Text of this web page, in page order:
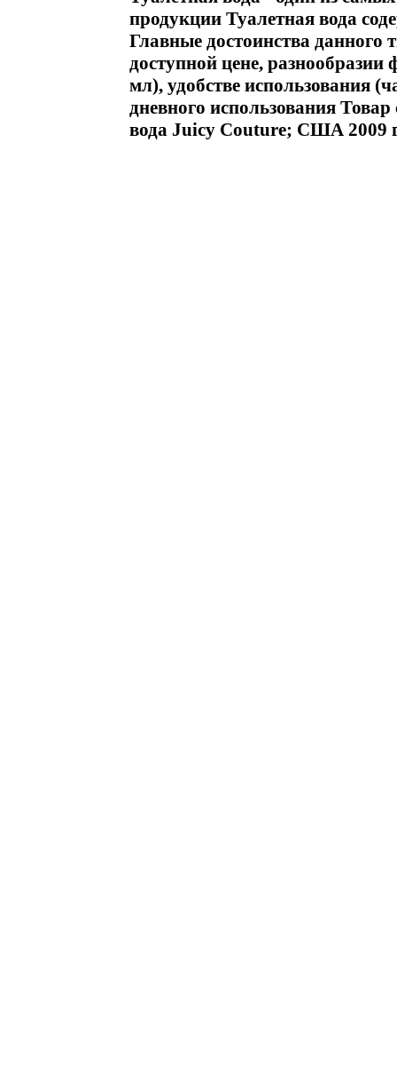
продукции Туалетная вода
Главные достоинства данного
доступной цене,
мл), удобстве использования
дневного использования
вода Juicy Couture; США 2009